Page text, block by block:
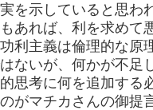
を示していると思わ
あれば、利を求めて
利主義は倫理的な原
ないが、何かが不足
思考に何を追加する
がマチカさんの御提